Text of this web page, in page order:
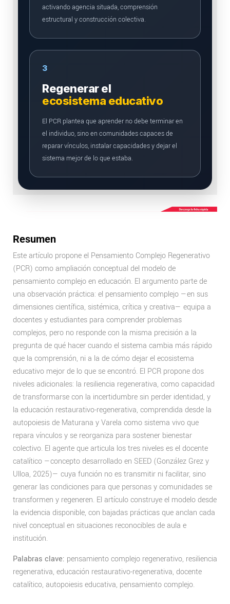
activando agencia situada, comprensión
estructural y construcción colectiva.
3
Regenerar el
ecosistema educativo
El PCR plantea que aprender no debe terminar en
el individuo, sino en comunidades capaces de
reparar vínculos, instalar capacidades y dejar el
sistema mejor de lo que estaba.
Resumen
Este artículo propone el Pensamiento Complejo Regenerativo
(PCR) como ampliación conceptual del modelo de
pensamiento complejo en educación. El argumento parte de
una observación práctica: el pensamiento complejo —en sus
dimensiones científica, sistémica, crítica y creativa— equipa a
docentes y estudiantes para comprender problemas
complejos, pero no responde con la misma precisión a la
pregunta de qué hacer cuando el sistema cambia más rápido
que la comprensión, ni a la de cómo dejar el ecosistema
educativo mejor de lo que se encontró. El PCR propone dos
niveles adicionales: la resiliencia regenerativa, como capacidad
de transformarse con la incertidumbre sin perder identidad, y
la educación restaurativo-regenerativa, comprendida desde la
autopoiesis de Maturana y Varela como sistema vivo que
repara vínculos y se reorganiza para sostener bienestar
colectivo. El agente que articula los tres niveles es el docente
catalítico —concepto desarrollado en SEED (González Grez y
Ulloa, 2025)— cuya función no es transmitir ni facilitar, sino
generar las condiciones para que personas y comunidades se
transformen y regeneren. El artículo construye el modelo desde
la evidencia disponible, con bajadas prácticas que anclan cada
nivel conceptual en situaciones reconocibles de aula e
institución.
Palabras clave: pensamiento complejo regenerativo, resiliencia
regenerativa, educación restaurativo-regenerativa, docente
catalítico, autopoiesis educativa, pensamiento complejo.